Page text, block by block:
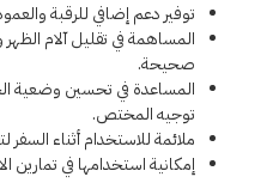
توفير دعم إضافي للرقبة
المساهمة في تقليل آلام
صحيحة.
المساعدة في تحسين وضعية
توجيه المختص.
ملائمة للاستخدام أثناء السفر
إمكانية استخدامها في تمارين